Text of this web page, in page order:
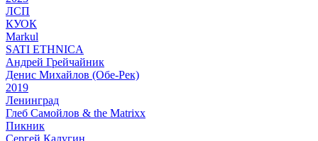
ЛСП
КУОК
Markul
SATI ETHNICA
Андрей Грейчайник
Денис Михайлов (Обе-Рек)
2019
Ленинград
Глеб Самойлов & the Matrixx
Пикник
Сергей Калугин